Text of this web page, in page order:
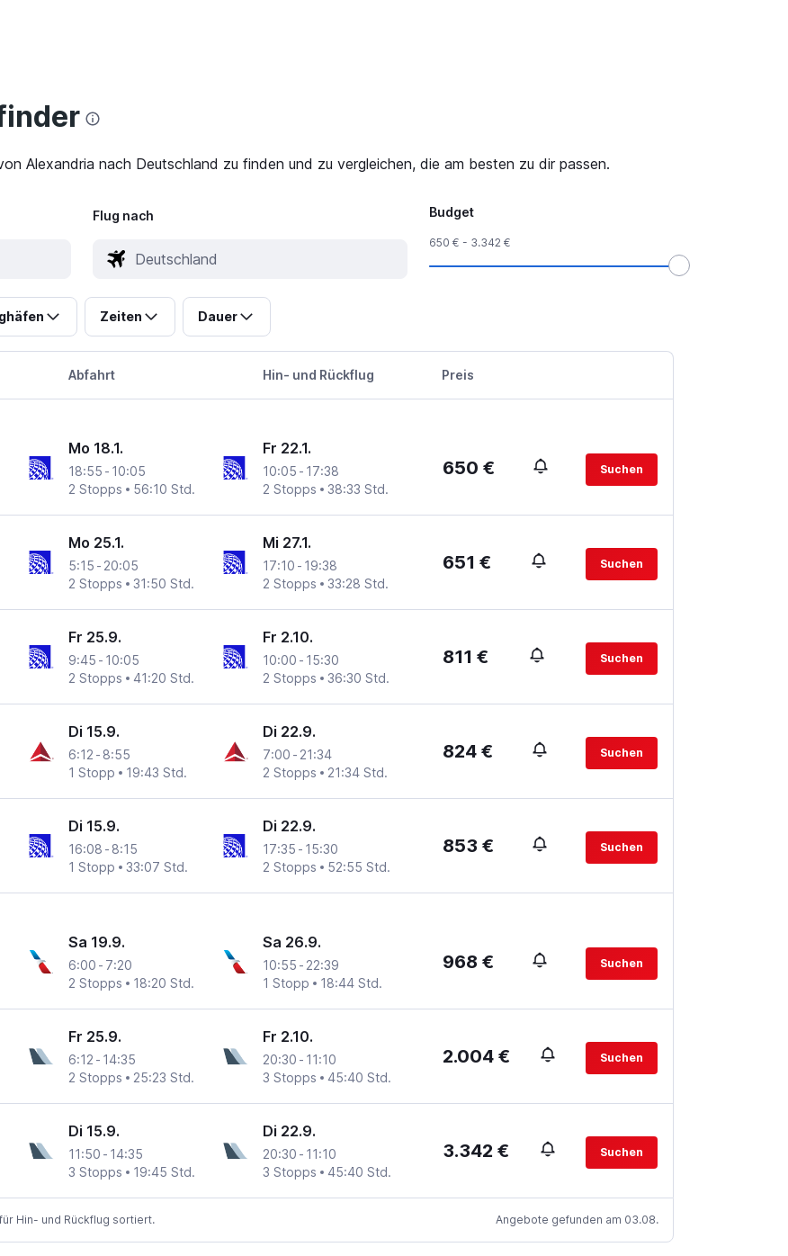
Alexandria nach Deutschland zu finden und zu vergleichen, die am besten zu dir passen.
Flug nach Budget
650 € - 3.342 €
Zeiten Dauer
Abfahrt Hin- und Rückflug Preis
Mo 18.1.
18:55 - 10:05
2 Stopps
56:10 Std.
Fr 22.1.
10:05 - 17:38
2 Stopps
38:33 Std.
650 € Suchen
Mo 25.1.
5:15 - 20:05
2 Stopps
31:50 Std.
Mi 27.1.
17:10 - 19:38
2 Stopps
33:28 Std.
651 € Suchen
Fr 25.9.
9:45 - 10:05
2 Stopps
41:20 Std.
Fr 2.10.
10:00 - 15:30
2 Stopps
36:30 Std.
811 € Suchen
Di 15.9.
6:12 - 8:55
1 Stopp
19:43 Std.
Di 22.9.
7:00 - 21:34
2 Stopps
21:34 Std.
824 € Suchen
Di 15.9.
16:08 - 8:15
1 Stopp
33:07 Std.
Di 22.9.
17:35 - 15:30
2 Stopps
52:55 Std.
853 € Suchen
Sa 19.9.
6:00 - 7:20
2 Stopps
18:20 Std.
Sa 26.9.
10:55 - 22:39
1 Stopp
18:44 Std.
968 € Suchen
Fr 25.9.
6:12 - 14:35
2 Stopps
25:23 Std.
Fr 2.10.
20:30 - 11:10
3 Stopps
45:40 Std.
2.004 € Suchen
Di 15.9.
11:50 - 14:35
3 Stopps
19:45 Std.
Di 22.9.
20:30 - 11:10
3 Stopps
45:40 Std.
3.342 € Suchen
Hin- und Rückflug sortiert. Angebote gefunden am 03.08.